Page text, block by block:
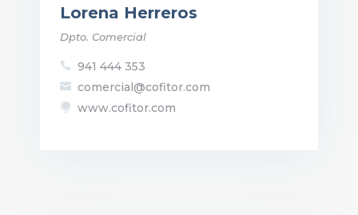
Lorena Herreros
Dpto. Comercial
 941 444 353
 comercial@cofitor.com
 www.cofitor.com